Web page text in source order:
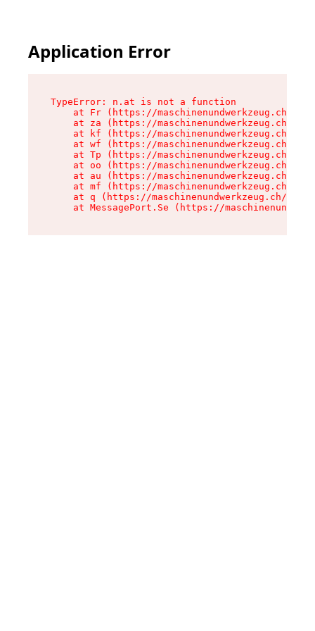
Application Error
TypeError: n.at is not a function
at Fr (https://maschinenundwerkzeug.ch/
at za (https://maschinenundwerkzeug.ch/
at kf (https://maschinenundwerkzeug.ch/
at wf (https://maschinenundwerkzeug.ch/
at Tp (https://maschinenundwerkzeug.ch/
at oo (https://maschinenundwerkzeug.ch/
at au (https://maschinenundwerkzeug.ch/
at mf (https://maschinenundwerkzeug.ch/
at q (https://maschinenundwerkzeug.ch/
at MessagePort.Se (https://